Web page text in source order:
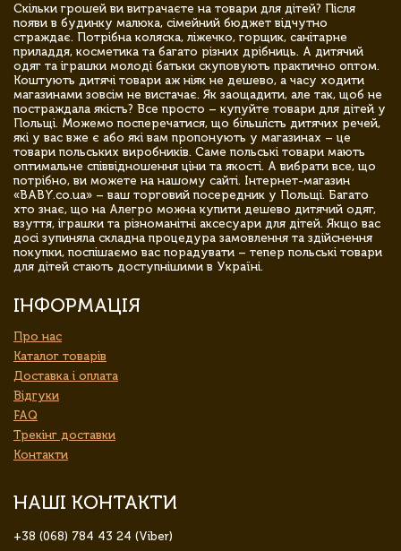
Скільки грошей ви витрачаєте на товари для дітей? Після
появи в будинку малюка, сімейний бюджет відчутно
страждає. Потрібна коляска, ліжечко, горщик, санітарне
приладдя, косметика та багато різних дрібниць. А дитячий
одяг та іграшки молоді батьки скуповують практично оптом.
Коштують дитячі товари аж ніяк не дешево, а часу ходити
магазинами зовсім не вистачає. Як заощадити, але так, щоб не
постраждала якість? Все просто – купуйте товари для дітей у
Польщі. Можемо посперечатися, що більшість дитячих речей,
які у вас вже є або які вам пропонують у магазинах – це
товари польських виробників. Саме польські товари мають
оптимальне співвідношення ціни та якості. А вибрати все, що
потрібно, ви можете на нашому сайті. Інтернет-магазин
«BABY.co.ua» – ваш торговий посередник у Польщі. Багато
хто знає, що на Алегро можна купити дешево дитячий одяг,
взуття, іграшки та різноманітні аксесуари для дітей. Якщо вас
досі зупиняла складна процедура замовлення та здійснення
покупки, поспішаємо вас порадувати – тепер польські товари
для дітей стають доступнішими в Україні.
ІНФОРМАЦІЯ
Про нас
Каталог товарів
Доставка і оплата
Відгуки
FAQ
Трекінг доставки
Контакти
НАШІ КОНТАКТИ
+38 (068) 784 43 24 (Viber)